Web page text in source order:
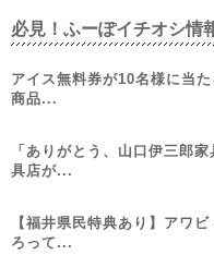
必見！ふーぽイチオシ情
アイス無料券が10名様に当
商品...
「ありがとう、山口伊三郎
具店が...
【福井県民特典あり】アワ
ろって...